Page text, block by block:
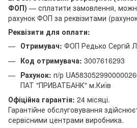
ФОП) — сплатити замовлення,
рахунок ФОП за реквізитами
Реквізити для оплати:
Отримувач: ФОП Редько Сергій
Код отримувача: 3007616293
Рахунок: п/р
ПАТ "ПРИВАТБАНК" м.Київ
Офіційна гарантія: 24 місяці.
Гарантійне обслуговування
сервісними центрами виробника.